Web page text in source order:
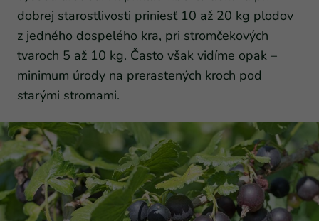
dobrej starostlivosti priniesť 10 až 20 kg plodov
z jedného dospelého kra, pri stromčekových
tvaroch 5 až 10 kg. Často však vidíme opak –
minimum úrody na prerastených kroch pod
starými stromami.